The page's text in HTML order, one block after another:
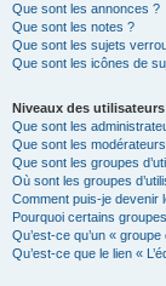
Que sont les annonces ?
Que sont les notes ?
Que sont les sujets
Que sont les icônes de
Niveaux des
Que sont les
Que sont les
Que sont les groupes
Où sont les groupes
Comment puis-je devenir
Pourquoi certains
Qu’est-ce qu’un «
Qu’est-ce que le lien «